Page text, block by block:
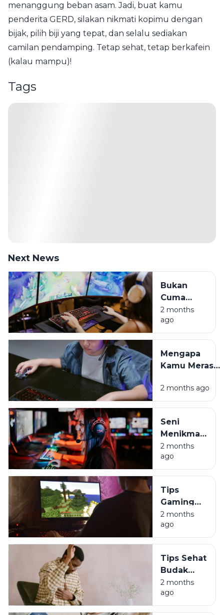
menanggung beban asam. Jadi, buat kamu
penderita GERD, silakan nikmati kopimu dengan
bijak, pilih biji yang tepat, dan selalu sediakan
camilan pendamping. Tetap sehat, tetap berkafein
(kalau mampu)!
Tags
Next News
Bukan
Cuma
Hura-hura,
Ini Sisi
Positif
Online di
Era Digital
2 months
ago
Mengapa
Kamu Merasa
Setelah Main
Game? Ini
Penjelasannya
2 months ago
Seni
Menikmati
Game
Tanpa
Harus Jadi
Algoritma
2 months
ago
Tips
Gaming
Sehat:
Jaga
Durabilitas
Biar Gak
Jompo
2 months
ago
Tips Sehat
Budak
Korporat:
Lawan
Asam
2 months
ago